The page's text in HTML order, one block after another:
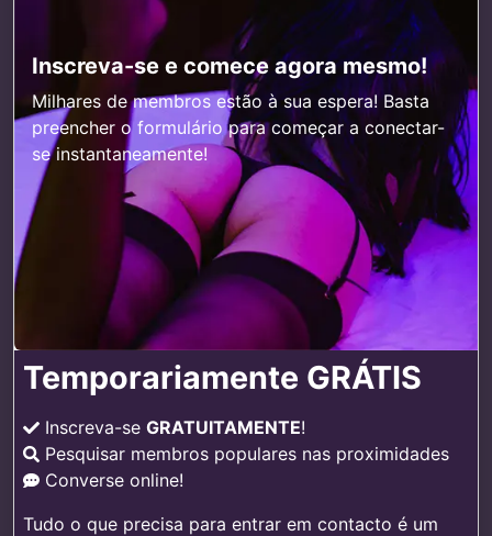
Inscreva-se e comece agora mesmo!
Milhares de membros estão à sua espera! Basta
preencher o formulário para começar a conectar-
se instantaneamente!
Temporariamente GRÁTIS
Inscreva-se GRATUITAMENTE!
Pesquisar membros populares nas proximidades
Converse online!
Tudo o que precisa para entrar em contacto é um